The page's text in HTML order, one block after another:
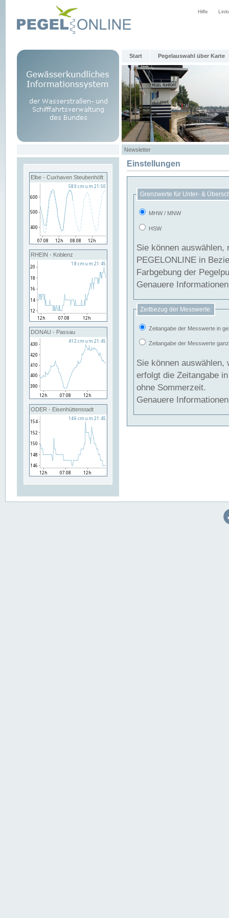
Hilfe
Start Pegelauswahl über Karte
Newsletter
Elbe - Cuxhaven Steubenhöft
RHEIN - Koblenz
DONAU - Passau
ODER - Eisenhüttenstadt
Einstellungen
Grenzwerte für Unter- &
MHW / MNW
HSW
Sie können
PEGELONLINE in Beziehung
Farbgebung der
Genauere
Zeitbezug der Messwerte:
Zeitangabe der Messwerte in
Zeitangabe der Messwerte
Sie können auswählen,
erfolgt die Zeitangabe
ohne Sommerzeit.
Genauere